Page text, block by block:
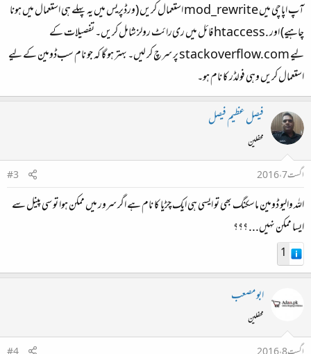
آپ اپاچی میں mod_rewrite استعمال کریں (ورڈپریس میں یہ پہلے ہی استعمال میں ہونا
چاہیے) اور .htaccess فائل میں ری‌رائٹ رولز شامل کریں۔ تفصیلات کے
لیے stackoverflow.com پر سرچ کر لیں۔ بہتر ہو گا کہ جو نام سب‌ڈومین کے لیے
استعمال کریں وہی فولڈر کا نام ہو۔
فیصل عظیم فیصل
محفلین
اگست 7، 2016
#3
اللہ والیو ڈومین ماسکنگ بھی تو ایسی ہی ایک چڑیا کا نام ہے اگر سرور میں ممکن ہوا تو سی پینل سے
ایسا ممکن نہیں... ؟؟؟
1
ابو مصعب
محفلین